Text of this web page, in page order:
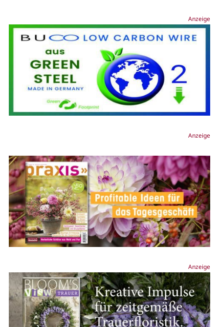
Anzeige
Anzeige
Anzeige